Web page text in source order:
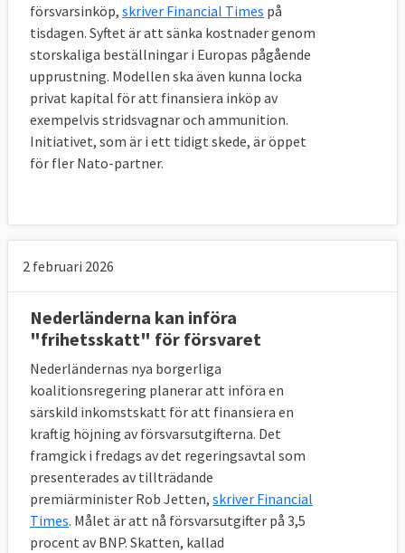
försvarsinköp, skriver Financial Times på
tisdagen. Syftet är att sänka kostnader genom
storskaliga beställningar i Europas pågående
upprustning. Modellen ska även kunna locka
privat kapital för att finansiera inköp av
exempelvis stridsvagnar och ammunition.
Initiativet, som är i ett tidigt skede, är öppet
för fler Nato-partner.
2 februari 2026
Nederländerna kan införa
"frihetsskatt" för försvaret
Nederländernas nya borgerliga
koalitionsregering planerar att införa en
särskild inkomstskatt för att finansiera en
kraftig höjning av försvarsutgifterna. Det
framgick i fredags av det regeringsavtal som
presenterades av tillträdande
premiärminister Rob Jetten, skriver Financial
Times. Målet är att nå försvarsutgifter på 3,5
procent av BNP. Skatten, kallad